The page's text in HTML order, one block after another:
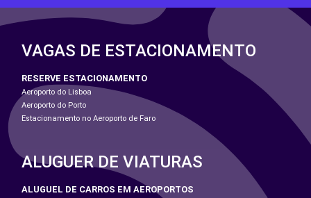
VAGAS DE ESTACIONAMENTO
RESERVE ESTACIONAMENTO
Aeroporto do Lisboa
Aeroporto do Porto
Estacionamento no Aeroporto de Faro
ALUGUER DE VIATURAS
ALUGUEL DE CARROS EM AEROPORTOS